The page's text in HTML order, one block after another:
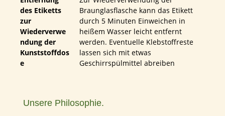
des Etiketts
zur
Wiederverwe
ndung der
Kunststoffdos
e
Braunglasflasche kann das Etikett
durch 5 Minuten Einweichen in
heißem Wasser leicht entfernt
werden. Eventuelle Klebstoffreste
lassen sich mit etwas
Geschirrspülmittel abreiben
Unsere Philosophie.